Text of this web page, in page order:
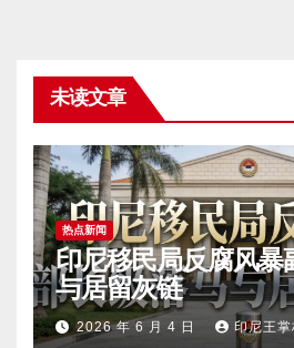
未读文章
热点新闻
印尼移民局反腐风暴
与居留灰链
2026 年 6 月 4 日 印尼王掌